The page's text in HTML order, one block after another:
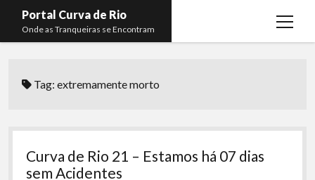
Portal Curva de Rio
Onde as Tranqueiras se Encontram
open
menu
Curva de Rio
Komos
Membros
Lucas Oliveira
Tag:extremamente morto
Curva de Rio 21 – Estamos há 07 dias
sem Acidentes